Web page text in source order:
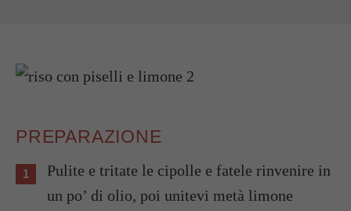
PREPARAZIONE
Pulite e tritate le cipolle e fatele rinvenire in
un po’ di olio, poi unitevi metà limone